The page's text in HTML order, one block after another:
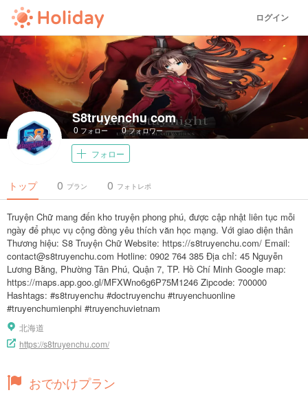
ログイン
S8truyenchu com
0 フォロー 0フォロワー
フォロー
トップ プラン
0 フォトレポ
0
Truyện Chữ mang đến kho truyện phong phú, được cập nhật liên tục mỗi
ngày để phục vụ cộng đồng yêu thích văn học mạng. Với giao diện thân
Thương hiệu: S8 Truyện Chữ Website: https://s8truyenchu.com/ Email:
contact@s8truyenchu.com Hotline: 0902 764 385 Địa chỉ: 45 Nguyễn
Lương Bằng, Phường Tân Phú, Quận 7, TP. Hồ Chí Minh Google map:
https://maps.app.goo.gl/MFXWno6g6P75M1246 Zipcode: 700000
Hashtags: #s8truyenchu #doctruyenchu #truyenchuonline
#truyenchumienphi #truyenchuvietnam
北海道
https://s8truyenchu.com/
おでかけプラン